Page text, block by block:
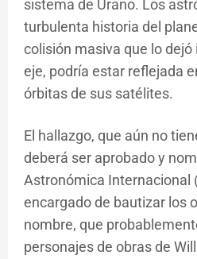
sistema de Urano. Los
turbulenta historia del
colisión masiva que lo dejó
eje, podría estar reflejada
órbitas de sus satélites.
El hallazgo, que aún no
deberá ser aprobado y
Astronómica Internacional
encargado de bautizar los
nombre, que
personajes de obras de